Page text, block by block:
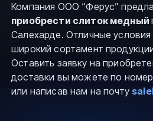
Компания ООО “Ферус”
приобрести слиток медный
Салехарде. Отличные
широкий сортамент
Оставить заявку на
доставки вы можете по
или написав нам на почту